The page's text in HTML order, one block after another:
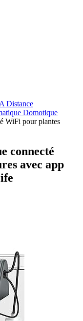
Distance
Domotique
WiFi pour plantes
connecté
avec app